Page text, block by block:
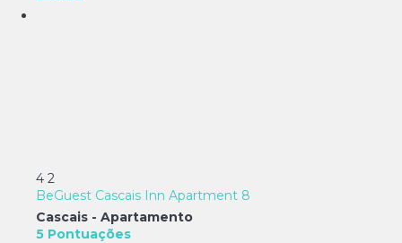
4 2
BeGuest Cascais Inn Apartment 8
Cascais - Apartamento
5 Pontuações